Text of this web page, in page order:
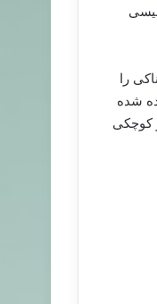
را
داده شده
کوچکی